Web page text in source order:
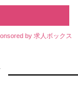
by 求人ボックス